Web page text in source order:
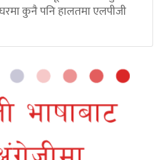
कुनै पनि हालतमा एलपीजी